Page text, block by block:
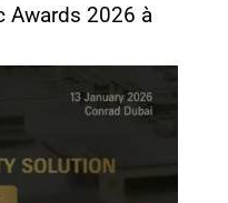
2026 à